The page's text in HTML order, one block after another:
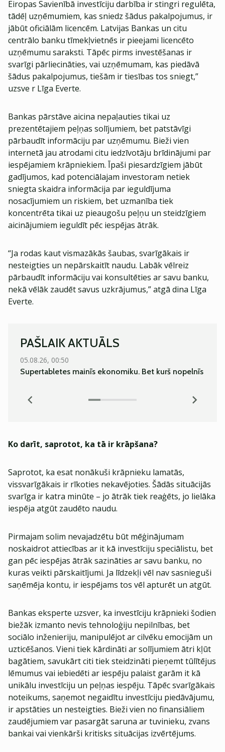
Eiropas Savienībā investīciju darbība ir stingri regulēta,
tādēļ uzņēmumiem, kas sniedz šādus pakalpojumus, ir
jābūt oficiālām licencēm. Latvijas Bankas un citu
centrālo banku tīmekļvietnēs ir pieejami licencēto
uzņēmumu saraksti. Tāpēc pirms investēšanas ir
svarīgi pārliecināties, vai uzņēmumam, kas piedāvā
šādus pakalpojumus, tiešām ir tiesības tos sniegt,”
uzsve r Līga Everte.
Bankas pārstāve aicina nepaļauties tikai uz
prezentētajiem peļņas solījumiem, bet patstāvīgi
pārbaudīt informāciju par uzņēmumu. Bieži vien
internetā jau atrodami citu iedzīvotāju brīdinājumi par
iespējamiem krāpniekiem. Īpaši piesardzīgiem jābūt
gadījumos, kad potenciālajam investoram netiek
sniegta skaidra informācija par ieguldījuma
nosacījumiem un riskiem, bet uzmanība tiek
koncentrēta tikai uz pieaugošu peļņu un steidzīgiem
aicinājumiem ieguldīt pēc iespējas ātrāk.
“Ja rodas kaut vismazākās šaubas, svarīgākais ir
nesteigties un nepārskaitīt naudu. Labāk vēlreiz
pārbaudīt informāciju vai konsultēties ar savu banku,
nekā vēlāk zaudēt savus uzkrājumus,” atgā dina Līga
Everte.
PAŠLAIK AKTUĀLS
05.08.26, 00:50
Supertabletes mainīs ekonomiku. Bet kurš nopelnīs
Ko darīt, saprotot, ka tā ir krāpšana?
Saprotot, ka esat nonākuši krāpnieku lamatās,
vissvarīgākais ir rīkoties nekavējoties. Šādās situācijās
svarīga ir katra minūte – jo ātrāk tiek reaģēts, jo lielāka
iespēja atgūt zaudēto naudu.
Pirmajam solim nevajadzētu būt mēģinājumam
noskaidrot attiecības ar it kā investīciju speciālistu, bet
gan pēc iespējas ātrāk sazināties ar savu banku, no
kuras veikti pārskaitījumi. Ja līdzekļi vēl nav sasnieguši
saņēmēja kontu, ir iespējams tos vēl apturēt un atgūt.
Bankas eksperte uzsver, ka investīciju krāpnieki šodien
biežāk izmanto nevis tehnoloģiju nepilnības, bet
sociālo inženieriju, manipulējot ar cilvēku emocijām un
uzticēšanos. Vieni tiek kārdināti ar solījumiem ātri kļūt
bagātiem, savukārt citi tiek steidzināti pieņemt tūlītējus
lēmumus vai iebiedēti ar iespēju palaist garām it kā
unikālu investīciju un peļņas iespēju. Tāpēc svarīgākais
noteikums, saņemot negaidītu investīciju piedāvājumu,
ir apstāties un nesteigties. Bieži vien no finansiāliem
zaudējumiem var pasargāt saruna ar tuvinieku, zvans
bankai vai vienkārši kritisks situācijas izvērtējums.